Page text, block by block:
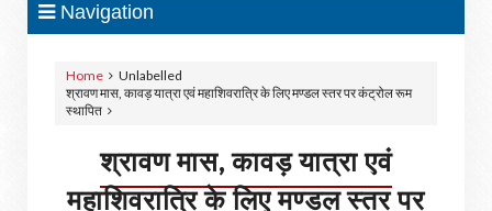
Navigation
Home
Unlabelled
श्रावण मास, कावड़ यात्रा एवं महाशिवरात्रि के लिए मण्डल स्तर पर कंट्रोल रूम
स्थापित
श्रावण मास, कावड़ यात्रा एवं
महाशिवरात्रि के लिए मण्डल स्तर पर